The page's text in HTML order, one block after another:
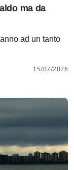
ma da
ad un tanto
15/07/2026